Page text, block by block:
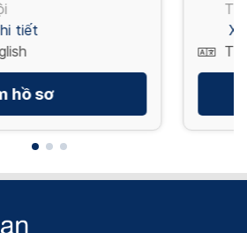
tiết
hồ sơ